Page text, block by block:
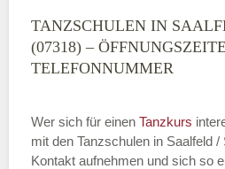
TANZSCHULEN IN
(07318) –
TELEFONNUMMER
Wer sich für einen Tanzkurs
mit den Tanzschulen in Saalfeld /
Kontakt aufnehmen und sich so